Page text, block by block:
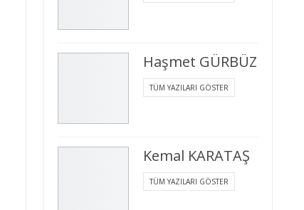
Haşmet GÜRBÜZ
TÜM YAZILARI GÖSTER
Kemal KARATAŞ
TÜM YAZILARI GÖSTER